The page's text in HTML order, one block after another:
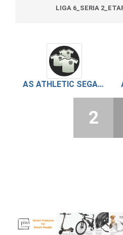
LIGA 6_SERIA
AS ATHLETIC SEGARCEA VALE
2